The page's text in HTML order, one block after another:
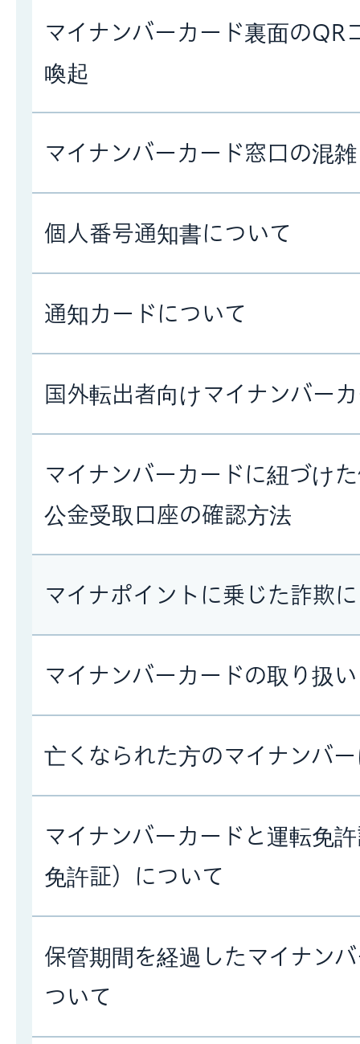
マイナンバーカード裏面のQR
喚起
マイナンバーカード窓口の混
個人番号通知書について
通知カードについて
国外転出者向けマイナンバー
マイナンバーカードに紐づけ
公金受取口座の確認方法
マイナポイントに乗じた詐欺
マイナンバーカードの取り扱
亡くなられた方のマイナンバ
マイナンバーカードと運転免
免許証）について
保管期間を経過したマイナン
ついて